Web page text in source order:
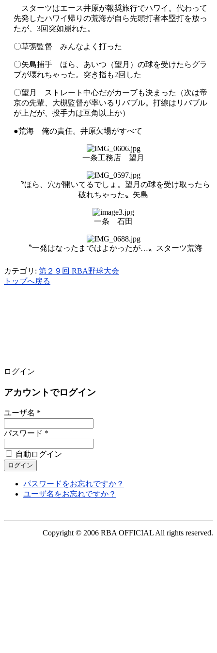
スターツはエース井原が報奨旅行でハワイ。代わって
先発したハワイ帰りの荒海が自ら先頭打者本塁打を放っ
たが、3回突如崩れた。
〇草彅監督 みんなよく打った
〇矢島捕手 ほら、あいつ（望月）の球を受けたらグラ
ブが壊れちゃった。突き指も2回した
〇望月 ストレート中心だがカーブも決まった（次は帝
京の先輩、大槻監督が率いるリバブル。打線はリバブル
が上だが、投手力は互角以上か）
●荒海 俺の責任。井原欠場がすべて
一条工務店 望月
〝ほら、穴が開いてるでしょ。望月の球を受け取ったら
破れちゃった〟矢島
一条 石田
〝一発はなったまではよかったが…〟スターツ荒海
カテゴリ: 第２９回 RBA野球大会
トップへ戻る
ログイン
アカウントでログイン
ユーザ名 *
パスワード *
自動ログイン
パスワードをお忘れですか？
ユーザ名をお忘れですか？
Copyright © 2006 RBA OFFICIAL All rights reserved.